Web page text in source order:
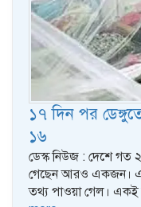
১৭ দিন পর
১৬
ডেস্ক নিউজ : দেশে গত
গেছেন আরও একজন। এ
তথ্য পাওয়া গেল।